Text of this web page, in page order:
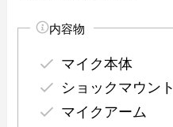
内容物
マイク本体
ショックマウント
マイクアーム